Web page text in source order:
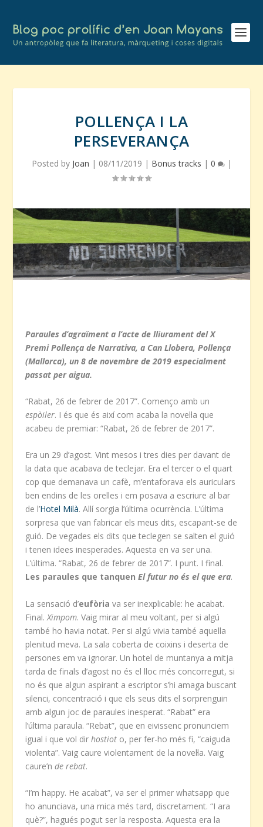
POLLENÇA I LA
PERSEVERANÇA
Posted by Joan | 08/11/2019 | Bonus tracks | 0 |
Paraules d’agraïment a l’acte de lliurament del X
Premi Pollença de Narrativa, a Can Llobera, Pollença
(Mallorca), un 8 de novembre de 2019 especialment
passat per aigua.
“Rabat, 26 de febrer de 2017”. Començo amb un
espòiler. I és que és així com acaba la novel·la que
acabeu de premiar: “Rabat, 26 de febrer de 2017”.
Era un 29 d’agost. Vint mesos i tres dies per davant de
la data que acabava de teclejar. Era el tercer o el quart
cop que demanava un cafè, m’entaforava els auriculars
ben endins de les orelles i em posava a escriure al bar
de l’Hotel Milà. Allí sorgia l’última ocurrència. L’última
sorpresa que van fabricar els meus dits, escapant-se de
guió. De vegades els dits que teclegen se salten el guió
i tenen idees inesperades. Aquesta en va ser una.
L’última. “Rabat, 26 de febrer de 2017”. I punt. I final.
Les paraules que tanquen El futur no és el que era.
La sensació d’eufòria va ser inexplicable: he acabat.
Final.Ximpom. Vaig mirar al meu voltant, per si algú
també ho havia notat. Per si algú vivia també aquella
plenitud meva. La sala coberta de coixins i deserta de
persones em va ignorar. Un hotel de muntanya a mitja
tarda de finals d’agost no és el lloc més concorregut, si
no és que algun aspirant a escriptor s’hi amaga buscant
silenci, concentració i que els seus dits el sorprenguin
amb algun joc de paraules inesperat. “Rabat” era
l’última paraula. “Rebat”, que en eivissenc pronunciem
igual i que vol dir hostioto, per fer-ho més fi, “caiguda
violenta”. Vaig caure violentament de la novel·la. Vaig
caure’n de rebat.
“I’m happy. He acabat”, va ser el primer whatsapp que
ho anunciava, una mica més tard, discretament. “I ara
què?”, hagués pogut ser la resposta. Aquesta era la